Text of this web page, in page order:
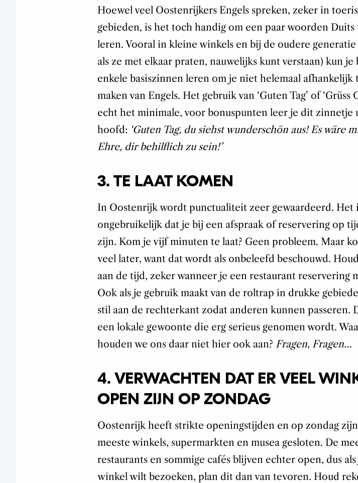
Hoewel veel Oostenrijkers Engels spreken, zeker in
gebieden, is het toch handig om een paar woorden Duits
leren. Vooral in kleine winkels en bij de oudere generatie
als ze met elkaar praten, nauwelijks kunt verstaan) kun je
enkele basiszinnen leren om je niet helemaal afhankelijk
maken van Engels. Het gebruik van ‘Guten Tag’ of ‘Grüss
echt het minimale, voor bonuspunten leer je dit zinnetje
hoofd: ‘Guten Tag, du siehst wunderschön aus! Es wäre
Ehre, dir behilflich zu sein!’
3. TE LAAT KOMEN
In Oostenrijk wordt punctualiteit zeer gewaardeerd. Het
ongebruikelijk dat je bij een afspraak of reservering op
zijn. Kom je vijf minuten te laat? Geen probleem. Maar
veel later, want dat wordt als onbeleefd beschouwd.
aan de tijd, zeker wanneer je een restaurant reservering
Ook als je gebruik maakt van de roltrap in drukke
stil aan de rechterkant zodat anderen kunnen passeren.
een lokale gewoonte die erg serieus genomen wordt.
houden we ons daar niet hier ook aan? Fragen, Fragen…
4. VERWACHTEN DAT ER VEEL
OPEN ZIJN OP ZONDAG
Oostenrijk heeft strikte openingstijden en op zondag
meeste winkels, supermarkten en musea gesloten. De
restaurants en sommige cafés blijven echter open, dus
winkel wilt bezoeken, plan dit dan van tevoren. Houd